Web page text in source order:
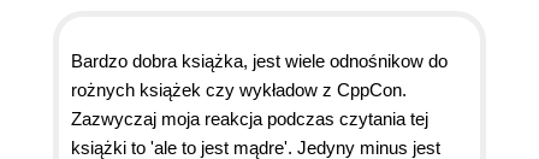
Bardzo dobra książka, jest wiele odnośnikow do
rożnych książek czy wykładow z CppCon.
Zazwyczaj moja reakcja podczas czytania tej
książki to 'ale to jest mądre'. Jedyny minus jest